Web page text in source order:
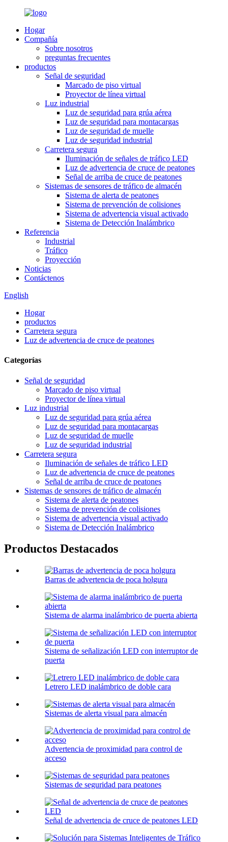
Hogar
Compañía
Sobre nosotros
preguntas frecuentes
productos
Señal de seguridad
Marcado de piso virtual
Proyector de línea virtual
Luz industrial
Luz de seguridad para grúa aérea
Luz de seguridad para montacargas
Luz de seguridad de muelle
Luz de seguridad industrial
Carretera segura
Iluminación de señales de tráfico LED
Luz de advertencia de cruce de peatones
Señal de arriba de cruce de peatones
Sistemas de sensores de tráfico de almacén
Sistema de alerta de peatones
Sistema de prevención de colisiones
Sistema de advertencia visual activado
Sistema de Detección Inalámbrico
Referencia
Industrial
Tráfico
Proyección
Noticias
Contáctenos
English
Hogar
productos
Carretera segura
Luz de advertencia de cruce de peatones
Categorías
Señal de seguridad
Marcado de piso virtual
Proyector de línea virtual
Luz industrial
Luz de seguridad para grúa aérea
Luz de seguridad para montacargas
Luz de seguridad de muelle
Luz de seguridad industrial
Carretera segura
Iluminación de señales de tráfico LED
Luz de advertencia de cruce de peatones
Señal de arriba de cruce de peatones
Sistemas de sensores de tráfico de almacén
Sistema de alerta de peatones
Sistema de prevención de colisiones
Sistema de advertencia visual activado
Sistema de Detección Inalámbrico
Productos Destacados
Barras de advertencia de poca holgura
Sistema de alarma inalámbrico de puerta abierta
Sistema de señalización LED con interruptor de
puerta
Letrero LED inalámbrico de doble cara
Sistemas de alerta visual para almacén
Advertencia de proximidad para control de
acceso
Sistemas de seguridad para peatones
Señal de advertencia de cruce de peatones LED